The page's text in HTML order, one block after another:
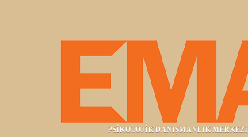
PSİKOLOJİK DANIŞMANLIK MERKEZİ